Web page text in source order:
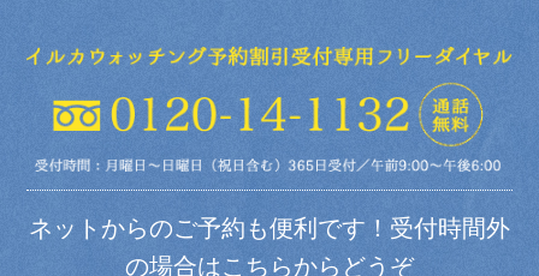
ネットからのご予約も便利です！受付時間外
の場合はこちらからどうぞ